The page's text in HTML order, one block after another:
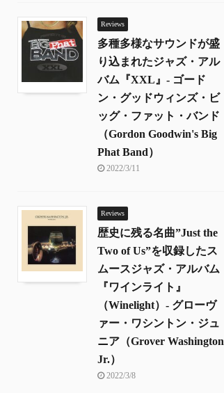
Reviews
多種多様なサウンドが盛
り込まれたジャズ・アル
バム『XXL』- ゴード
ン・グッドウィンズ・ビ
ッグ・ファット・バンド
（Gordon Goodwin's Big
Phat Band）
2022/3/11
Reviews
歴史に残る名曲”Just the
Two of Us”を収録したス
ムースジャズ・アルバム
『ワインライト』
（Winelight）- グローヴ
ァー・ワシントン・ジュ
ニア（Grover Washington
Jr.）
2022/3/8